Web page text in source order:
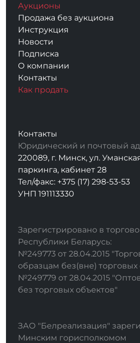
Аукционы
Продажа без аукциона
Инструкция
Новости
Подписка
О компании
Контакты
Как продать
Контакты
Юридический и почтовый
220089, г. Минск, ул.
паркинга, кабинет 28
Тел/факс: +375 (17) 298-53-53
УНП 191113330
Зарегистрировано в
Республики Беларусь:
№249773 от 28.04.2015
образцам без(вне) торговых
№249779 от 28.04.2015
без торговых объектов"
ЗАО "Белреализация"
Минским горисполкомом